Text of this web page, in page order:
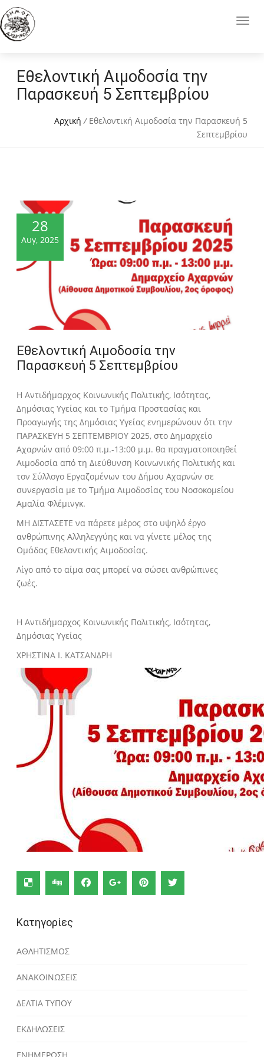
Εθελοντική Αιμοδοσία την
Παρασκευή 5 Σεπτεμβρίου
Αρχική / Εθελοντική Αιμοδοσία την Παρασκευή 5
Σεπτεμβρίου
28
Αυγ, 2025
Εθελοντική Αιμοδοσία την
Παρασκευή 5 Σεπτεμβρίου
Η Αντιδήμαρχος Κοινωνικής Πολιτικής, Ισότητας,
Δημόσιας Υγείας και το Τμήμα Προστασίας και
Προαγωγής της Δημόσιας Υγείας ενημερώνουν ότι την
ΠΑΡΑΣΚΕΥΗ 5 ΣΕΠΤΕΜΒΡΙΟΥ 2025, στο Δημαρχείο
Αχαρνών από 09:00 π.μ.-13:00 μ.μ. θα πραγματοποιηθεί
Αιμοδοσία από τη Διεύθυνση Κοινωνικής Πολιτικής και
τον Σύλλογο Εργαζομένων του Δήμου Αχαρνών σε
συνεργασία με το Τμήμα Αιμοδοσίας του Νοσοκομείου
Αμαλία Φλέμινγκ.
ΜΗ ΔΙΣΤΑΣΕΤΕ να πάρετε μέρος στο υψηλό έργο
ανθρώπινης Αλληλεγγύης και να γίνετε μέλος της
Ομάδας Εθελοντικής Αιμοδοσίας.
Λίγο από το αίμα σας μπορεί να σώσει ανθρώπινες
ζωές.
Η Αντιδήμαρχος Κοινωνικής Πολιτικής, Ισότητας,
Δημόσιας Υγείας
ΧΡΗΣΤΙΝΑ Ι. ΚΑΤΣΑΝΔΡΗ
Κατηγορίες
ΑΘΛΗΤΙΣΜΟΣ
ΑΝΑΚΟΙΝΩΣΕΙΣ
ΔΕΛΤΙΑ ΤΥΠΟΥ
ΕΚΔΗΛΩΣΕΙΣ